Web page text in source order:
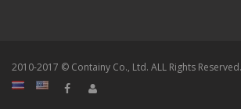
2010-2017 © Containy Co., Ltd. ALL Rights Reserved.